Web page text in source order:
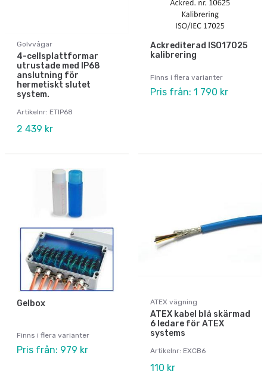
Golvvågar
4-cellsplattformar
utrustade med IP68
anslutning för
hermetiskt slutet
system.
Artikelnr: ETIP68
2 439 kr
Ackrediterad ISO17025
kalibrering
Finns i flera varianter
Pris från: 1 790 kr
Gelbox
Finns i flera varianter
Pris från: 979 kr
ATEX vägning
ATEX kabel blå skärmad
6 ledare för ATEX
systems
Artikelnr: EXCB6
110 kr